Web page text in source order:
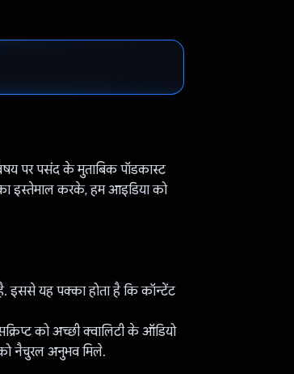
पर पसंद के मुताबिक पॉडकास्ट
इस्तेमाल करके, हम आइडिया को
इससे यह पक्का होता है कि कॉन्टेंट
को अच्छी क्वालिटी के ऑडियो
नैचुरल अनुभव मिले.